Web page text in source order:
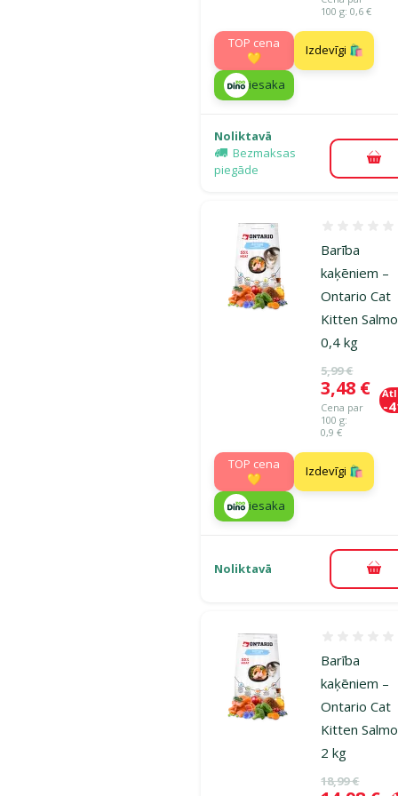
100 g: 0,6 €
TOP cena
💛
Izdevīgi 🛍️
iesaka
Noliktavā
Bezmaksas
piegāde
Barība
kaķēniem –
Ontario Cat
Kitten
0,4 kg
Oriģinālā
5,99 €
Cena
3,48 €
Cena par
100 g:
0,9 €
-
TOP cena
💛
Izdevīgi 🛍️
iesaka
Noliktavā
Barība
kaķēniem –
Ontario Cat
Kitten
2 kg
Oriģinālā
18,99 €